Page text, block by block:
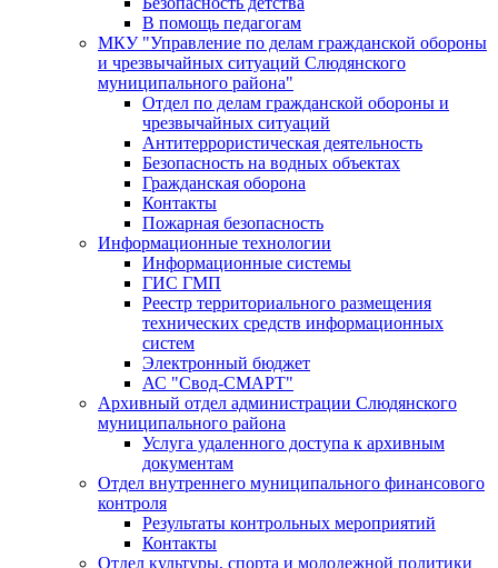
В помощь педагогам
МКУ "Управление по делам гражданской обороны
и чрезвычайных ситуаций Слюдянского
муниципального района"
Отдел по делам гражданской обороны и
чрезвычайных ситуаций
Антитеррористическая деятельность
Безопасность на водных объектах
Гражданская оборона
Контакты
Пожарная безопасность
Информационные технологии
Информационные системы
ГИС ГМП
Реестр территориального размещения
технических средств информационных
систем
Электронный бюджет
АС "Свод-СМАРТ"
Архивный отдел администрации Слюдянского
муниципального района
Услуга удаленного доступа к архивным
документам
Отдел внутреннего муниципального финансового
контроля
Результаты контрольных мероприятий
Контакты
Отдел культуры, спорта и молодежной политики